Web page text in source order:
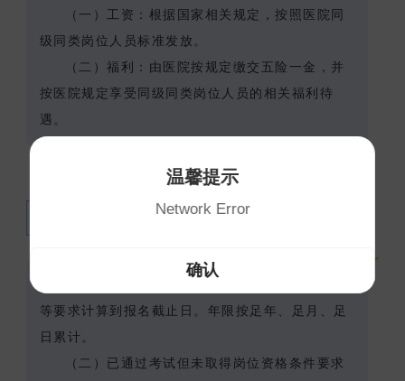
（一）工资：根据国家相关规定，按照医院同
级同类岗位人员标准发放。
（二）福利：由医院按规定缴交五险一金，并
按医院规定享受同级同类岗位人员的相关福利待
遇。
等要求计算到报名截止日。年限按足年、足月、足
日累计。
（二）已通过考试但未取得岗位资格条件要求
温馨提示
Network Error
确认